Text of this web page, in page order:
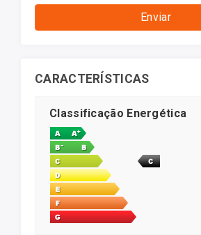
Enviar
CARACTERÍSTICAS
Classificação Energética